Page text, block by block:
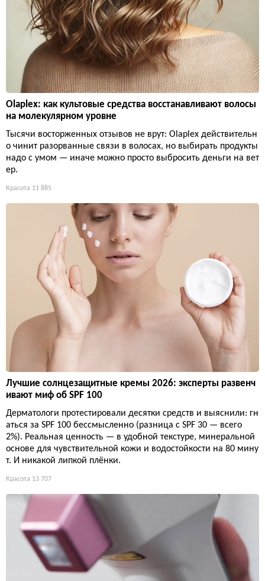
Olaplex: как культовые средства восстанавливают волосы
на молекулярном уровне
Тысячи восторженных отзывов не врут: Olaplex действительн
о чинит разорванные связи в волосах, но выбирать продукты
надо с умом — иначе можно просто выбросить деньги на вет
ер.
Красота 11 885
Лучшие солнцезащитные кремы 2026: эксперты развенч
ивают миф об SPF 100
Дерматологи протестировали десятки средств и выяснили: гн
аться за SPF 100 бессмысленно (разница с SPF 30 — всего
2%). Реальная ценность — в удобной текстуре, минеральной
основе для чувствительной кожи и водостойкости на 80 мину
т. И никакой липкой плёнки.
Красота 13 707